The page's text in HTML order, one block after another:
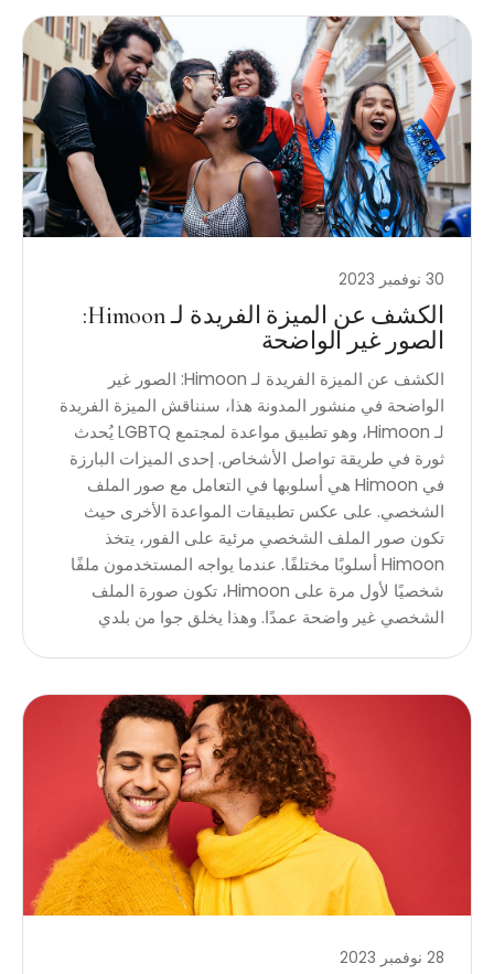
30 نوفمبر 2023
الكشف عن الميزة الفريدة لـ Himoon:
الصور غير الواضحة
الكشف عن الميزة الفريدة لـ Himoon: الصور غير
الواضحة في منشور المدونة هذا، سنناقش الميزة الفريدة
لـ Himoon، وهو تطبيق مواعدة لمجتمع LGBTQ يُحدث
ثورة في طريقة تواصل الأشخاص. إحدى الميزات البارزة
في Himoon هي أسلوبها في التعامل مع صور الملف
الشخصي. على عكس تطبيقات المواعدة الأخرى حيث
تكون صور الملف الشخصي مرئية على الفور، يتخذ
Himoon أسلوبًا مختلفًا. عندما يواجه المستخدمون ملفًا
شخصيًا لأول مرة على Himoon، تكون صورة الملف
الشخصي غير واضحة عمدًا. وهذا يخلق جوا من بلدي
28 نوفمبر 2023